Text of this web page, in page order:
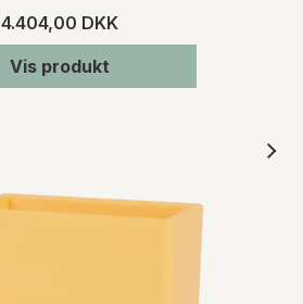
4.404,00 DKK
Vis produkt